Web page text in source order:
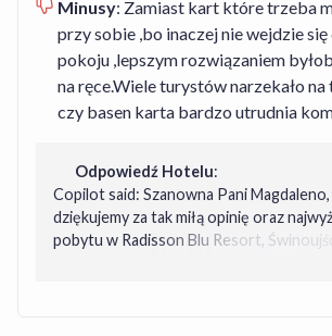
Radisson Blu Resort, Świnoujście. Z
szacunku, Zespół Recepcji Radisson Blu
Świnoujście Eryk
Minusy: Zamiast kart które trzeba
przy sobie ,bo inaczej nie wejdzie
pokoju ,lepszym rozwiązaniem
na ręce.Wiele turystów narzekało na
czy basen karta bardzo utrudnia
Odpowiedź Hotelu:
Copilot said: Szanowna Pani
dziękujemy za tak miłą opinię oraz
pobytu w Radisson Blu Resort,